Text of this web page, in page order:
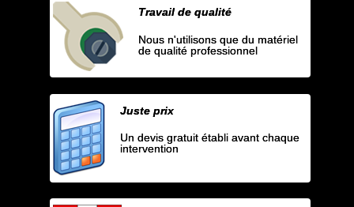
Travail de qualité
Nous n'utilisons que du matériel
de qualité professionnel
Juste prix
Un devis gratuit établi avant chaque
intervention